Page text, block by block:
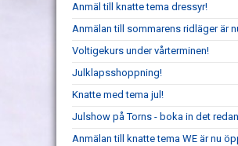
Anmäl till knatte tema dressyr!
Anmälan till sommarens ridläger är
Voltigekurs under vårterminen!
Julklapsshoppning!
Knatte med tema jul!
Julshow på Torns - boka in det
Anmälan till knatte tema WE är nu